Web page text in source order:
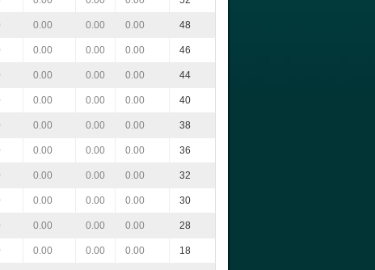
0.00 0.00 0.00 48
0.00 0.00 0.00 46
0.00 0.00 0.00 44
0.00 0.00 0.00 40
0.00 0.00 0.00 38
0.00 0.00 0.00 36
0.00 0.00 0.00 32
0.00 0.00 0.00 30
0.00 0.00 0.00 28
0.00 0.00 0.00 18